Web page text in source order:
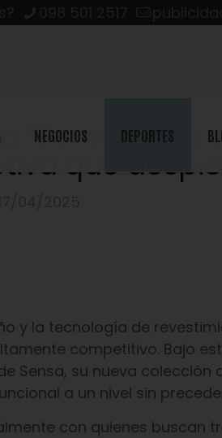
098 501 2517
NEGOCIOS DEPORTES
“Sensa”:
que
y la tecnología de
competitivo. Bajo
Sensa, su nueva
a un nivel sin
con quienes buscan